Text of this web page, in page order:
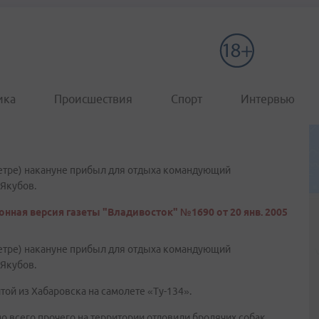
Происшествия Спорт Интервью
накануне прибыл для отдыха командующий
версия газеты "Владивосток" №1690 от 20 янв. 2005
накануне прибыл для отдыха командующий
из Хабаровска на самолете «Ту-134».